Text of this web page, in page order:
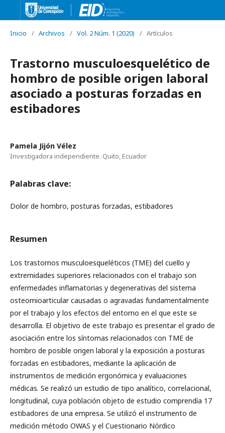
Inicio / Archivos / Vol. 2 Núm. 1 (2020) / Artículos
Trastorno musculoesquelético de
hombro de posible origen laboral
asociado a posturas forzadas en
estibadores
Pamela Jijón Vélez
Investigadora independiente. Quito, Ecuador
Palabras clave:
Dolor de hombro, posturas forzadas, estibadores
Resumen
Los trastornos musculoesqueléticos (TME) del cuello y
extremidades superiores relacionados con el trabajo son
enfermedades inflamatorias y degenerativas del sistema
osteomioarticular causadas o agravadas fundamentalmente
por el trabajo y los efectos del entorno en el que este se
desarrolla. El objetivo de este trabajo es presentar el grado de
asociación entre los síntomas relacionados con TME de
hombro de posible origen laboral y la exposición a posturas
forzadas en estibadores, mediante la aplicación de
instrumentos de medición ergonómica y evaluaciones
médicas. Se realizó un estudio de tipo analítico, correlacional,
longitudinal, cuya población objeto de estudio comprendía 17
estibadores de una empresa. Se utilizó el instrumento de
medición método OWAS y el Cuestionario Nórdico